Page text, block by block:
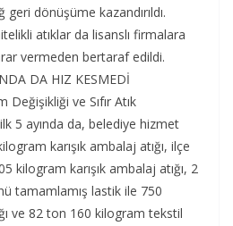
dönüşüme kazandırıldı.
atıklar da lisanslı firmalara
vermeden bertaraf edildi.
DA HIZ KESMEDİ
ve Sıfır Atık
5 ayında da, belediye hizmet
karışık ambalaj atığı, ilçe
kilogram karışık ambalaj atığı, 2
tamamlamış lastik ile 750
ve 82 ton 160 kilogram tekstil